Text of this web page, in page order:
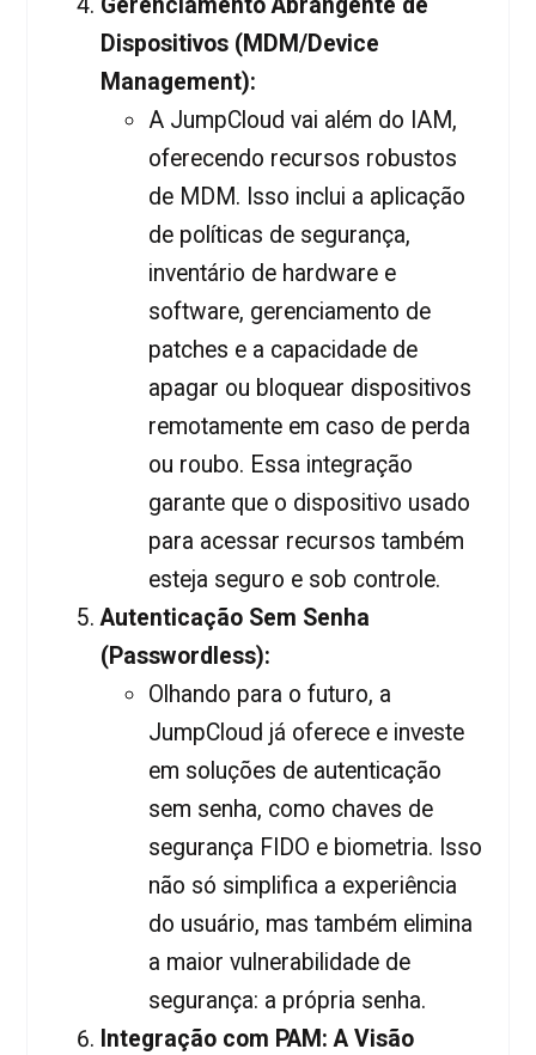
Gerenciamento Abrangente de
Dispositivos (MDM/Device
Management):
A JumpCloud vai além do IAM,
oferecendo recursos robustos
de MDM. Isso inclui a aplicação
de políticas de segurança,
inventário de hardware e
software, gerenciamento de
patches e a capacidade de
apagar ou bloquear dispositivos
remotamente em caso de perda
ou roubo. Essa integração
garante que o dispositivo usado
para acessar recursos também
esteja seguro e sob controle.
Autenticação Sem Senha
(Passwordless):
Olhando para o futuro, a
JumpCloud já oferece e investe
em soluções de autenticação
sem senha, como chaves de
segurança FIDO e biometria. Isso
não só simplifica a experiência
do usuário, mas também elimina
a maior vulnerabilidade de
segurança: a própria senha.
Integração com PAM: A Visão